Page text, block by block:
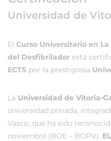
Universidad de
El Curso Universitario en
del Desfibrilador está
ECTS por la prestigiosa
La Universidad de Vitoria-
universidad privada,
Vasco, que ha sido
noviembre (BOE – BOPV).